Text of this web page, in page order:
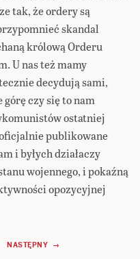
tak, że ordery są
skandal
królową Orderu
U nas też mamy
decydują sami,
czy się to nam
ostatniej
publikowane
i byłych działaczy
wojennego, i pokaźną
opozycyjnej
NASTĘPNY →